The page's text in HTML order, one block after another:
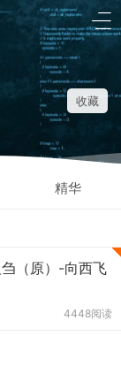
收藏
精华
（原）-向西飞
4448阅读